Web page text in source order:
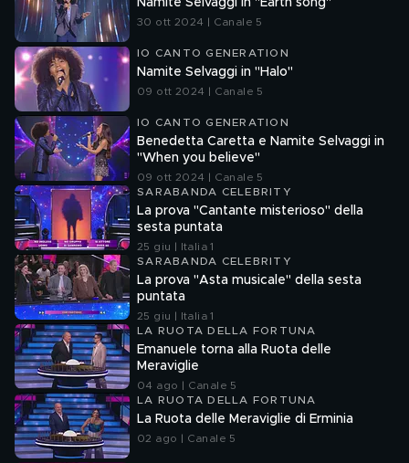
Namite Selvaggi in "Earth song"
30 ott 2024 | Canale 5
IO CANTO GENERATION
Namite Selvaggi in "Halo"
09 ott 2024 | Canale 5
IO CANTO GENERATION
Benedetta Caretta e Namite Selvaggi in
"When you believe"
09 ott 2024 | Canale 5
SARABANDA CELEBRITY
La prova "Cantante misterioso" della
sesta puntata
25 giu | Italia 1
SARABANDA CELEBRITY
La prova "Asta musicale" della sesta
puntata
25 giu | Italia 1
LA RUOTA DELLA FORTUNA
Emanuele torna alla Ruota delle
Meraviglie
04 ago | Canale 5
LA RUOTA DELLA FORTUNA
La Ruota delle Meraviglie di Erminia
02 ago | Canale 5